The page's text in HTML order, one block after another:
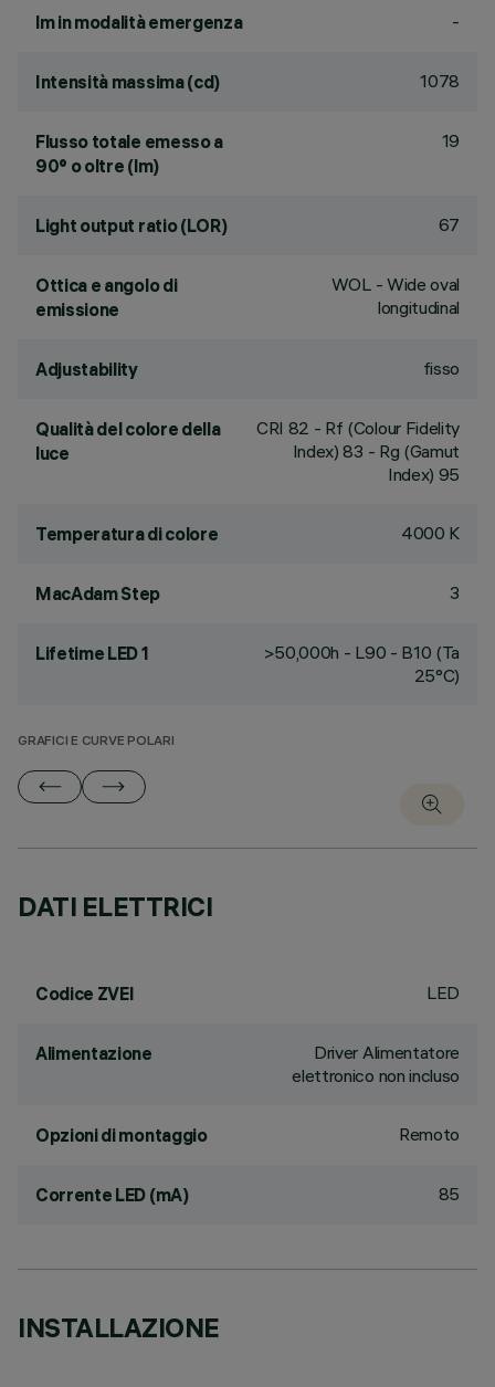
lm in modalità emergenza -
Intensità massima (cd) 1078
Flusso totale emesso a
90° o oltre (lm)
19
Light output ratio (LOR) 67
Ottica e angolo di
emissione
WOL - Wide oval
longitudinal
Adjustability fisso
Qualità del colore della
luce
CRI 82 - Rf (Colour Fidelity
Index) 83 - Rg (Gamut
Index) 95
Temperatura di colore 4000 K
MacAdam Step 3
Lifetime LED 1
>50,000h - L90 - B10 (Ta
25°C)
GRAFICI E CURVE POLARI
DATI ELETTRICI
Codice ZVEI LED
Alimentazione
Driver Alimentatore
elettronico non incluso
Opzioni di montaggio Remoto
Corrente LED (mA) 85
INSTALLAZIONE